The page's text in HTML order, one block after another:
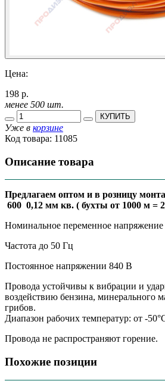
Цена:
198 р.
менее 500 шт.
КУПИТЬ
Уже в корзине
Код товара: 11085
Описание товара
Предлагаем оптом и в розницу
600 0,12 мм кв. ( бухты от 1000 м =
Номинальное переменное
Частота до 50 Гц
Постоянное напряжении 840 В
Провода устойчивы к вибрации и
воздействию бензина, минерального
грибов.
Диапазон рабочих температур: от -
Провода не распространяют горение.
Похожие позиции